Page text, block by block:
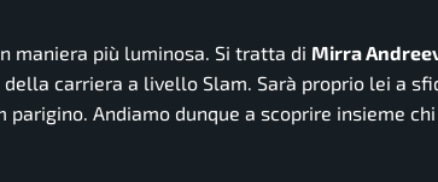
maniera più luminosa. Si tratta di Mirra
carriera a livello Slam. Sarà proprio lei a
Andiamo dunque a scoprire insieme chi